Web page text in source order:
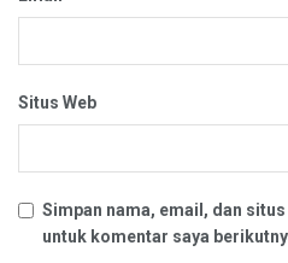
Situs Web
Simpan nama, email, dan
untuk komentar saya